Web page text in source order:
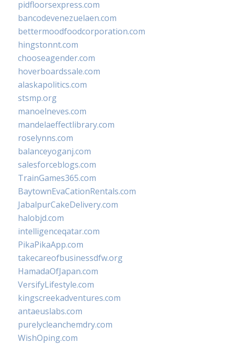
pidfloorsexpress.com
bancodevenezuelaen.com
bettermoodfoodcorporation.com
hingstonnt.com
chooseagender.com
hoverboardssale.com
alaskapolitics.com
stsmp.org
manoelneves.com
mandelaeffectlibrary.com
roselynns.com
balanceyoganj.com
salesforceblogs.com
TrainGames365.com
BaytownEvaCationRentals.com
JabalpurCakeDelivery.com
halobjd.com
intelligenceqatar.com
PikaPikaApp.com
takecareofbusinessdfw.org
HamadaOfJapan.com
VersifyLifestyle.com
kingscreekadventures.com
antaeuslabs.com
purelycleanchemdry.com
WishOping.com